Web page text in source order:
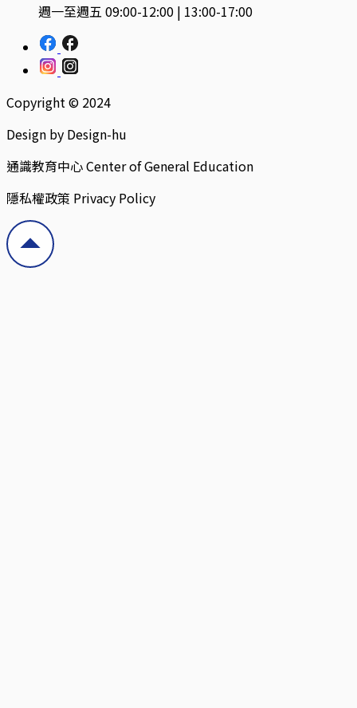
週一至週五 09:00-12:00 | 13:00-17:00
Copyright © 2024
Design by Design-hu
通識教育中心 Center of General Education
隱私權政策 Privacy Policy